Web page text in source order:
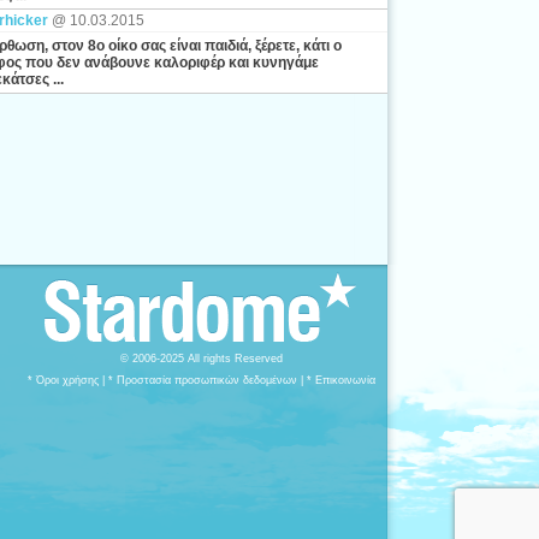
@ 10.03.2015
στον 8ο οίκο σας είναι παιδιά, ξέρετε, κάτι ο
που δεν ανάβουνε καλοριφέρ και κυνηγάμε
...
© 2006-2025 All rights Reserved
* Όροι χρήσης
* Προστασία προσωπικών δεδομένων * Επικοινωνία